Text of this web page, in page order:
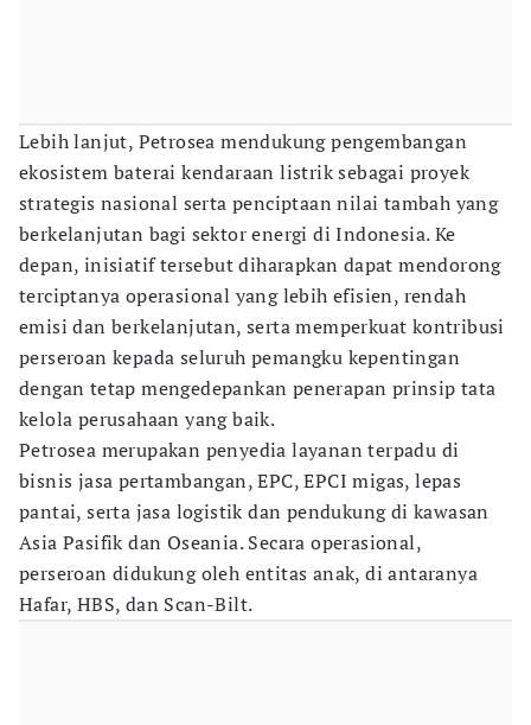
Lebih lanjut, Petrosea mendukung pengembangan
ekosistem baterai kendaraan listrik sebagai proyek
strategis nasional serta penciptaan nilai tambah yang
berkelanjutan bagi sektor energi di Indonesia. Ke
depan, inisiatif tersebut diharapkan dapat mendorong
terciptanya operasional yang lebih efisien, rendah
emisi dan berkelanjutan, serta memperkuat kontribusi
perseroan kepada seluruh pemangku kepentingan
dengan tetap mengedepankan penerapan prinsip tata
kelola perusahaan yang baik.
Petrosea merupakan penyedia layanan terpadu di
bisnis jasa pertambangan, EPC, EPCI migas, lepas
pantai, serta jasa logistik dan pendukung di kawasan
Asia Pasifik dan Oseania. Secara operasional,
perseroan didukung oleh entitas anak, di antaranya
Hafar, HBS, dan Scan-Bilt.